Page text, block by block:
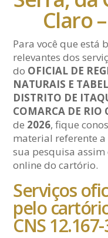
Claro
Para você que está
relevantes dos
do OFICIAL DE
NATURAIS E
DISTRITO DE
COMARCA DE RIO
de 2026, fique
material referente
sua pesquisa
online do cartório.
Serviços
pelo
CNS